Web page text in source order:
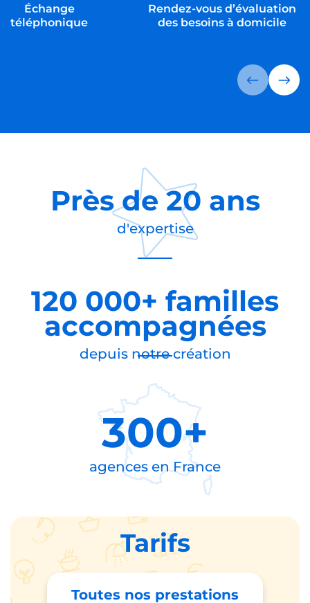
Échange
téléphonique
Rendez-vous d’évaluation
des besoins à domicile
Près de20 ans
d'expertise
120 000+ familles
accompagnées
depuis notre création
300+
agences enFrance
Tarifs
Toutes nos prestations